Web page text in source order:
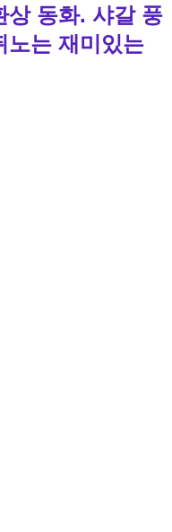
상 동화. 샤갈 풍
노는 재미있는